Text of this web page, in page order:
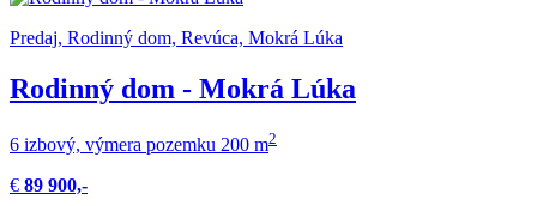
Predaj, Rodinný dom, Revúca, Mokrá Lúka
Rodinný dom - Mokrá Lúka
6 izbový, výmera pozemku 200 m2
€ 89 900,-